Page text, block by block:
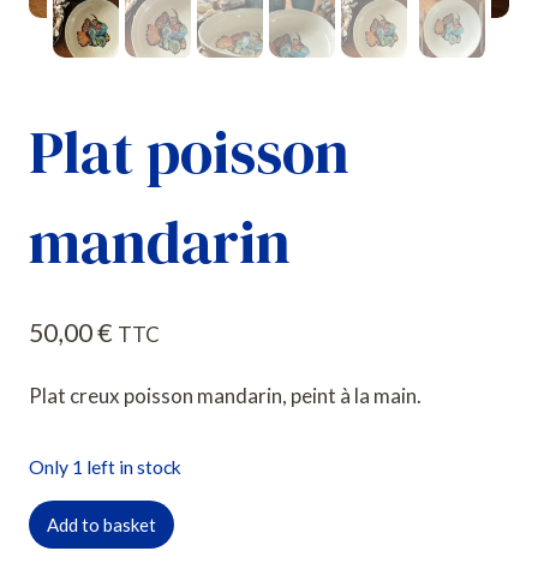
Plat poisson
mandarin
50,00€ TTC
Plat creux poisson mandarin, peint à la main.
Only 1 left in stock
quantité
de
Add to basket